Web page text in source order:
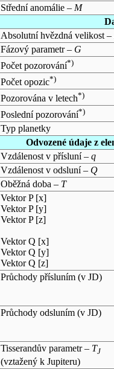
Střední anomálie – M
Absolutní hvězdná velikost –
Fázový parametr – G
Počet pozorování*)
Počet opozic*)
Pozorována v letech*)
Poslední pozorování*)
Typ planetky
Odvozené údaje z
Vzdálenost v přísluní – q
Vzdálenost v odsluní – Q
Oběžná doba – T
Vektor P [x]
Vektor P [y]
Vektor P [z]
Vektor Q [x]
Vektor Q [y]
Vektor Q [z]
Průchody přísluním (v JD)
Průchody odsluním (v JD)
Tisserandův parametr – TJ
(vztažený k Jupiteru)